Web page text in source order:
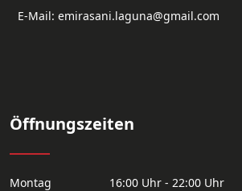
E-Mail: emirasani.laguna@gmail.com
Öffnungszeiten
Montag
16:00 Uhr - 22:00 Uhr